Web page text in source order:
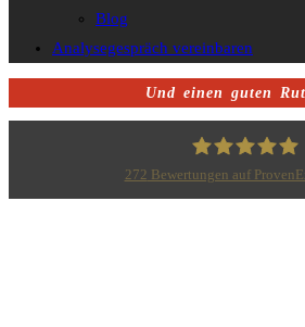
Blog
Analysegespräch vereinbaren
Und einen guten
272 Bewertungen auf